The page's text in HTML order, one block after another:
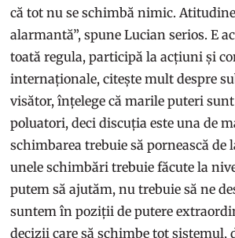
că tot nu se schimbă nimic.
alarmantă”, spune Lucian serios. E
toată regula, participă la acțiuni și
internaționale, citește mult despre
visător, înțelege că marile puteri
poluatori, deci discuția este una de
schimbarea trebuie să pornească de
unele schimbări trebuie făcute la
putem să ajutăm, nu trebuie să ne
suntem în poziții de putere
decizii care să schimbe tot sistemul,